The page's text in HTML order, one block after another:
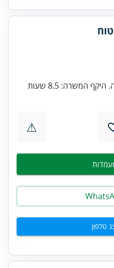
שכר: ש"ח 8300 למשרה מלאה. היקף המשרה: 8.5 שעות
⚠
טלפון